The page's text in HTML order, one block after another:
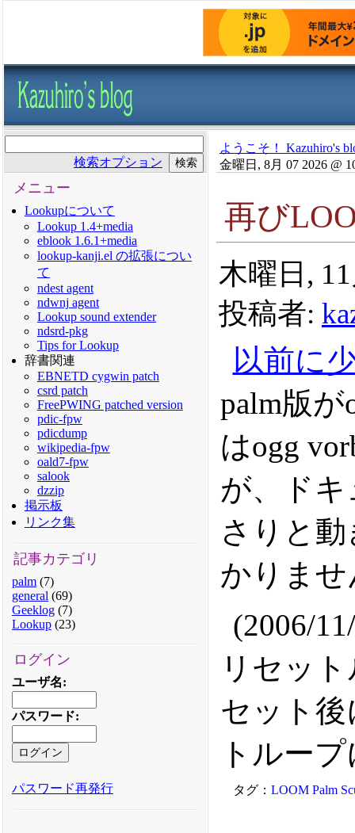
検索オプション
メニュー
Lookupについて
Lookup 1.4+media
eblook 1.6.1+media
lookup-kanji.el の拡張につい
て
ndest agent
ndwnj agent
Lookup sound extender
ndsrd-pkg
Tips for Lookup
辞書関連
EBNETD cygwin patch
csrd patch
FreePWING patched version
pdic-fpw
pdicdump
wikipedia-fpw
oald7-fpw
salook
dzzip
掲示板
リンク集
記事カテゴリ
palm(7)
general (69)
Geeklog(7)
Lookup(23)
ログイン
ユーザ名:
パスワード:
パスワード再発行
ようこそ！ Kazuhiro's
金曜日, 8月 07 2026 @
再び
木曜日,
投稿者:
以前に
palm版
はogg
が、ド
さりと
かりま
(2006/
リセッ
セット
トルー
タグ： LOOM Palm